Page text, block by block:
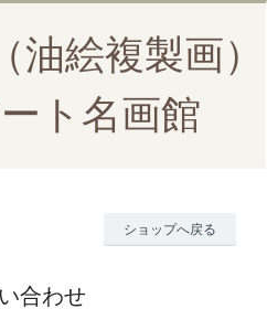
油絵複製画）
ト名画館
ショップへ戻る
合わせ